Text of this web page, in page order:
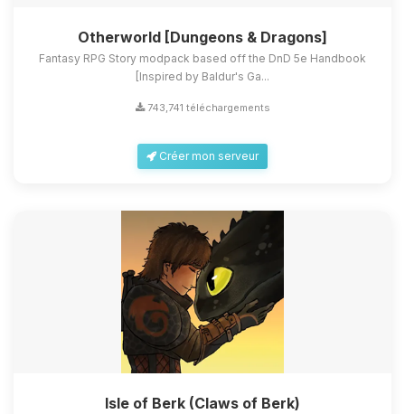
Otherworld [Dungeons & Dragons]
Fantasy RPG Story modpack based off the DnD 5e Handbook
[Inspired by Baldur's Ga...
743,741 téléchargements
Créer mon serveur
Isle of Berk (Claws of Berk)